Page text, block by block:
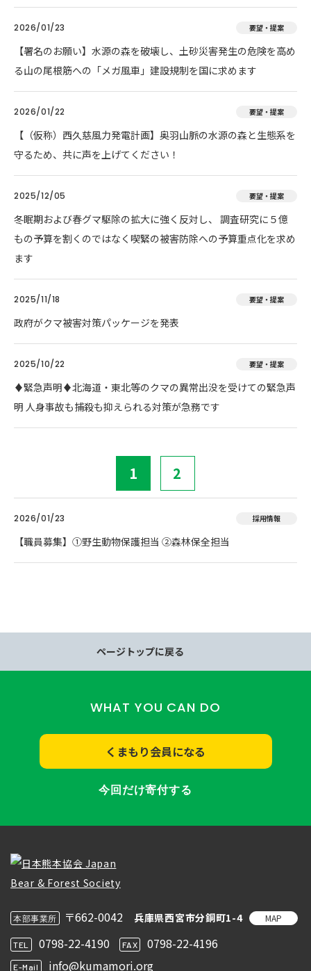
2026/01/23 要望・提案
【署名のお願い】水源の森を破壊し、土砂災害発生の危険を高め
る山の尾根筋への「メガ風車」建設規制を国に求めます
2026/01/22 要望・提案
【（仮称）西久慈風力発電計画】奥羽山脈の水源の森と生態系を
守るため、共に声を上げてください！
2025/12/05 要望・提案
冬眠期および春グマ駆除の拡大に強く反対し、 調査研究に５億
もの予算を割くのではなく喫緊の被害防除への予算重点化を求め
ます
2025/11/18 要望・提案
政府がクマ被害対策パッケージを発表
2025/10/22 要望・提案
♦️緊急声明♦️北海道・東北等のクマの異常出没を受けての緊急声
明 人身事故も捕殺も抑えられる対策が急務です
1 2
2026/01/23 採用情報
【職員募集】①野生動物保護担当 ②森林保全担当
ページトップに戻る
WHAT YOU CAN DO
くまもり会員になる
今回だけ寄付する
本部事業所 〒662-0042 兵庫県西宮市分銅町1-4 MAP
TEL 0798-22-4190 FAX 0798-22-4196
E-Mail info@kumamori.org